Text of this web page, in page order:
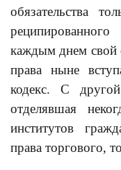
обязательства
каждым днем свой
права ныне
кодекс. С
отделявшая
институтов
права торгового,